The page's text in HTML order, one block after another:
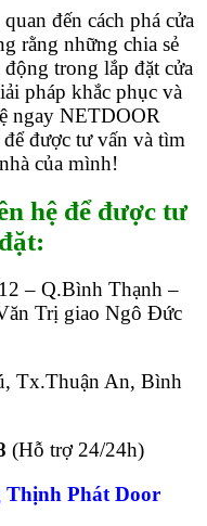
đến cách phá cửa
rằng những chia sẻ
trong lắp đặt cửa
pháp khắc phục và
ngay NETDOOR
được tư vấn và tìm
của mình!
hệ để được tư
– Q.Bình Thạnh –
Trị giao Ngô Đức
Tx.Thuận An, Bình
(Hỗ trợ 24/24h)
Thịnh Phát Door